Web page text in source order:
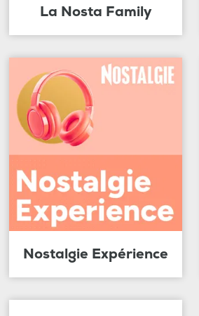
La Nosta Family
Nostalgie Expérience